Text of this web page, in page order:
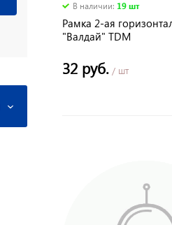
В наличии: 19 шт
Рамка 2-ая
"Валдай" TDM
32 руб. / шт